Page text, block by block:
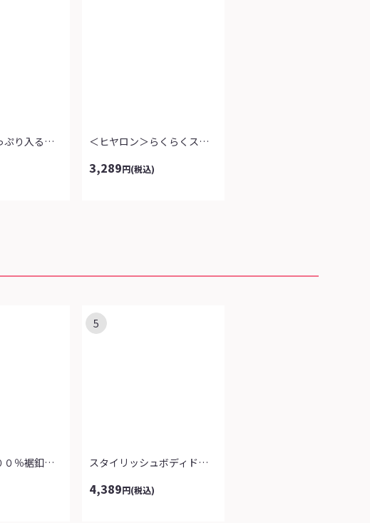
６ポケットたっぷり入るショルダーバッグ ＜ヒヤロン＞らくらくストレッチパンツ
3,289円(税込)
ひんやり綿１００％裾釦使いチュニック
5
スタイリッシュボディドライセミワイドパ...
4,389円(税込)